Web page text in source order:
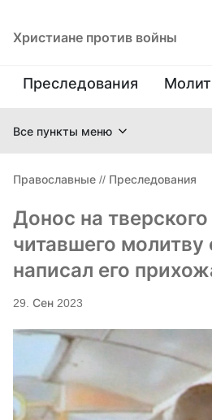
Христиане против войны
Преследования
Все пункты меню
Православные // Преследования
Донос на
читавшего молитву
написал его
29. Сен 2023